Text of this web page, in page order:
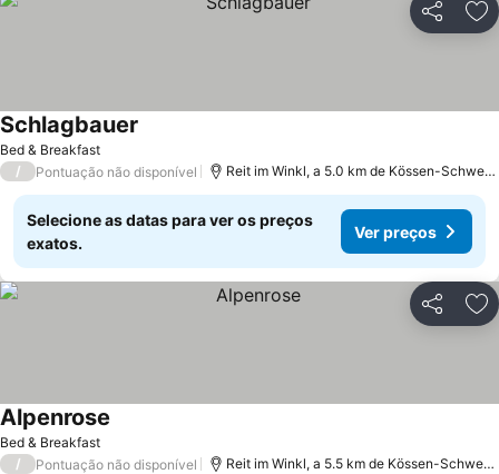
Partilhar
Bed & Breakfast
Schlagbauer
/ Pontuação não disponível Reit im Winkl, a 5.0 km de Kössen-
Selecione as datas para ver os preços
exatos.
Ver preços
Partilhar
Bed & Breakfast
Alpenrose
/ Pontuação não disponível Reit im Winkl, a 5.5 km de Kössen-